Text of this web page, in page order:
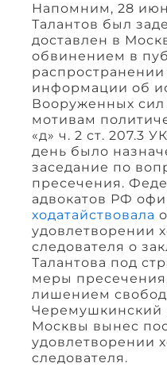
Напомним, 28
Талантов был
доставлен в
обвинением в
информации об
Вооруженных
мотивам
«д» ч. 2 ст. 207.3
день было
заседание по
пресечения.
адвокатов РФ
ходатайствовала
удовлетворении
следователя о
Талантова под
меры
лишением
Черемушкинский
Москвы вынес
удовлетворении
следователя.